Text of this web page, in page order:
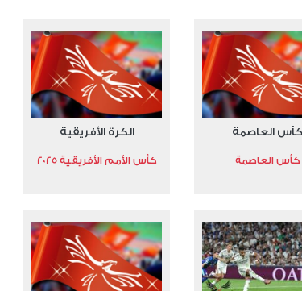
كأس العاصمة
كأس العاصمة
الكرة الأفريقية
كأس الأمم الأفريقية 2025